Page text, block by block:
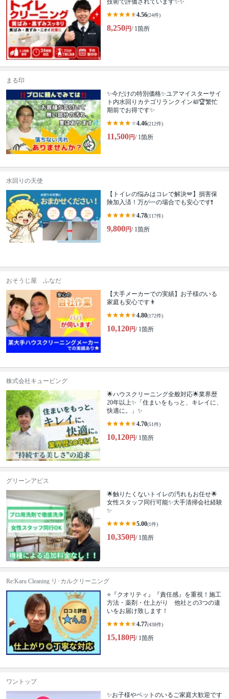
技術で評価されています✨✨
4.56(24件)
8,250円/ 1箇所
まる印
✨今だけの特別価格✨ユアマイスターサイ
ト内水回りカテゴリランクイン🛀🏆繁忙
期前でお得です✨
4.46(212件)
11,500円/ 1箇所
水回りの天使
【トイレの悩みはコレで解決🪽】損害保
険加入済！万が一の場合でも安心です❗️
4.78(117件)
9,800円/ 1箇所
おそうじ屋 ふなだ
【大手メーカーでの実績】お子様のいる
家庭も安心です👨
4.80(172件)
10,120円/ 1箇所
株式会社キュービング
🌟ハウスクリーニング全般対応🌟業界歴
20年以上✨「住まいをもっと、キレイに、
快適に。」✨
4.70(51件)
10,120円/ 1箇所
グリーンアピス
🌟触りたくないトイレの汚れもお任せ🌟
女性スタッフ同行可能✨大手清掃会社経験
✨
5.00(1件)
10,350円/ 1箇所
Re:Karu Cleaning リ･カルクリーニング
⭐『クオリティ』『責任感』を重視！施工
方法・薬剤・仕上がり 他社との3つの違
いをお届け致します！
4.77(438件)
15,180円/ 1箇所
ワントップ
✨お子様やペットのいるご家庭大歓迎です